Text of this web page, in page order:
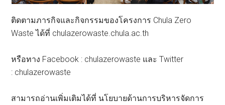
ติดตามภารกิจและกิจกรรมของโครงการ Chula Zero
Waste ได้ที่ chulazerowaste.chula.ac.th
หรือทาง Facebook : chulazerowaste และ Twitter
: chulazerowaste
สามารถอ่านเพิ่มเติมได้ที่ นโยบายด้านการบริหารจัดการ